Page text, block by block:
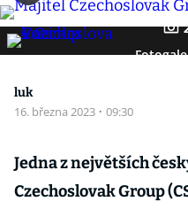
luk
16. března 2023 · 09:30
Jedna z největších
Czechoslovak Group